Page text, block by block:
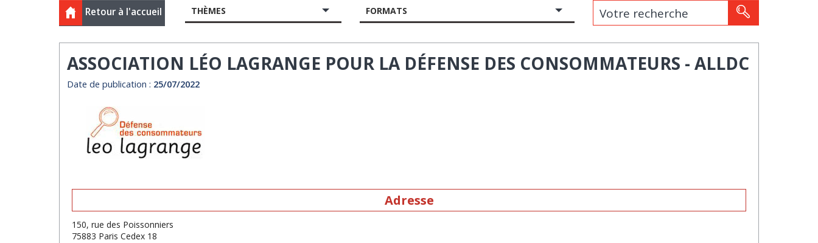
Retour à l'accueil THÈMES FORMATS Votre recherche
ASSOCIATION LÉO LAGRANGE POUR LA DÉFENSE DES CONSOMMATEURS - ALLDC
Date de publication : 25/07/2022
Adresse
150, rue des Poissonniers
75883 Paris Cedex 18